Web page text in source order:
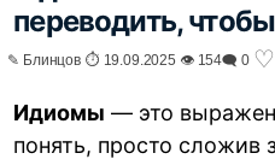
переводить,
✎ Блинцов ⏱ 19.09.2025 👁 154🗨 0 ♡
Идиомы — это
понять, просто сложив